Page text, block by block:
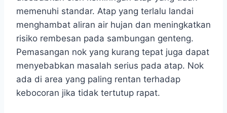
memenuhi standar. Atap yang terlalu landai
menghambat aliran air hujan dan meningkatkan
risiko rembesan pada sambungan genteng.
Pemasangan nok yang kurang tepat juga dapat
menyebabkan masalah serius pada atap. Nok
ada di area yang paling rentan terhadap
kebocoran jika tidak tertutup rapat.